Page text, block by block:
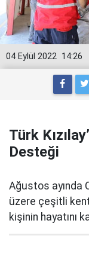
14:26
04 Eylül 2022
Türk
Desteği
Ağustos ayında
üzere çeşitli
kişinin hayatını